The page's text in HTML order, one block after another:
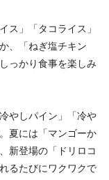
ス」「タコライス」
、「ねぎ塩チキン
っかり食事を楽しみ
やしパイン」「冷や
夏には「マンゴーか
新登場の「ドリロコ
るたびにワクワクで